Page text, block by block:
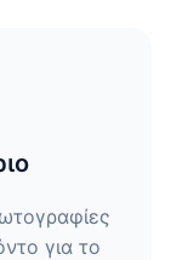
για το